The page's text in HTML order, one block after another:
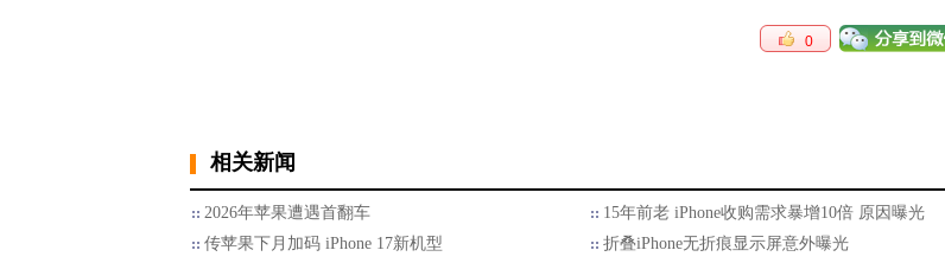
0
相关新闻
2026年苹果遭遇首翻车
15年前老 iPhone收购需求暴增10倍 原因曝光
传苹果下月加码 iPhone 17新机型
折叠iPhone无折痕显示屏意外曝光